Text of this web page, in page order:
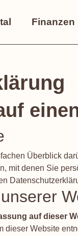
Finanzen
Überblick
mit denen Sie
auf dieser
dieser Website